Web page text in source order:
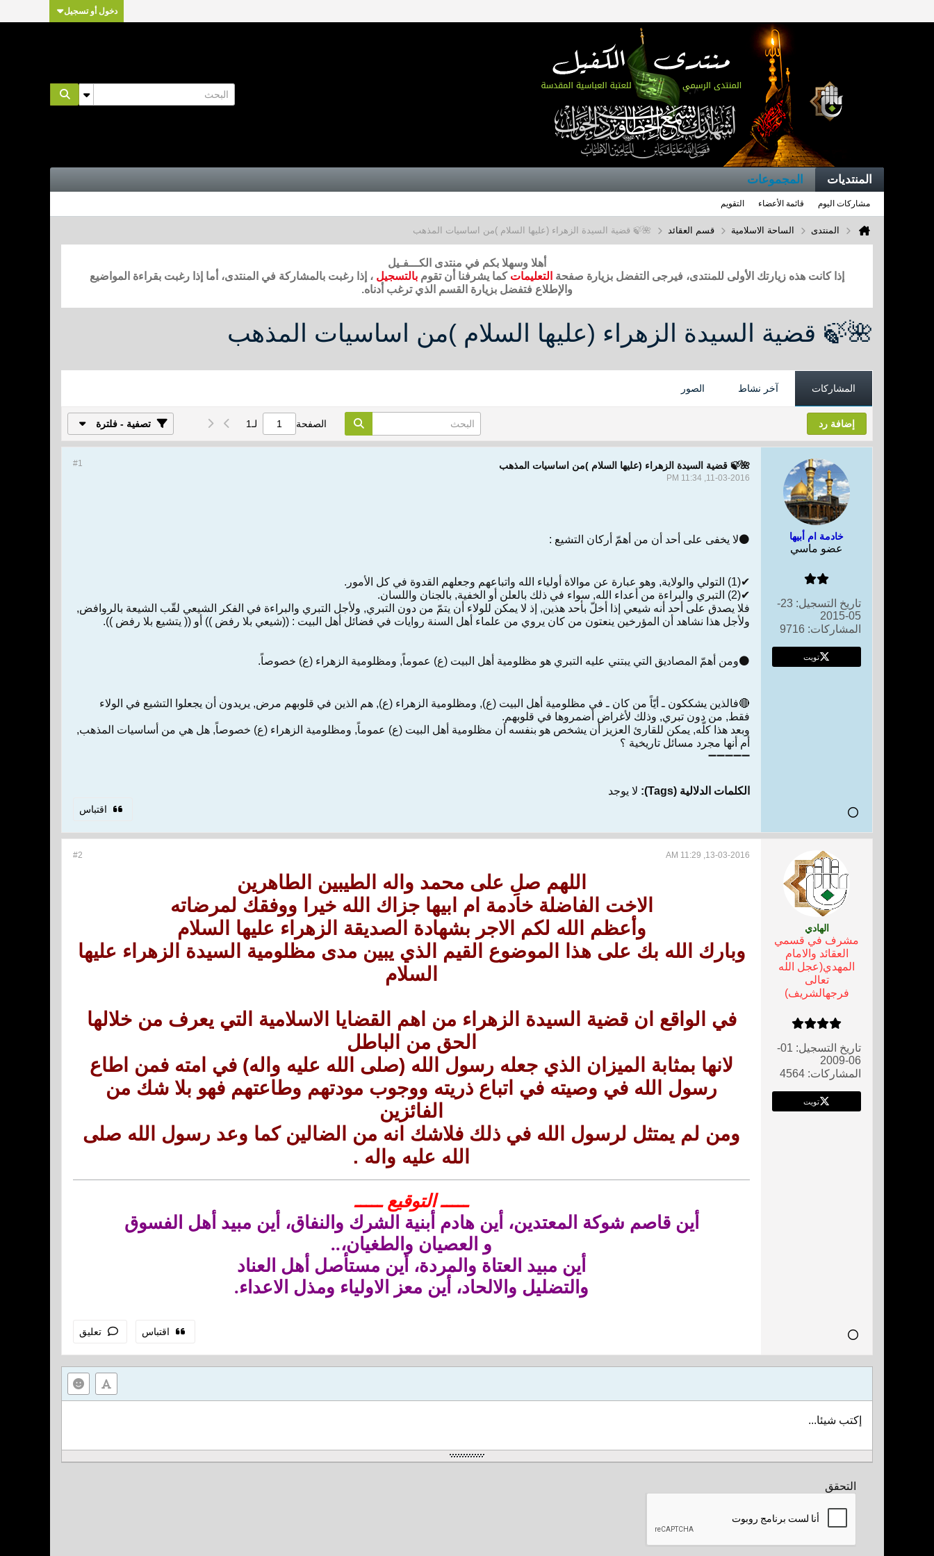
دخول أو تسجيل
المنتديات المجموعات
مشاركات اليوم قائمة الأعضاء التقويم
المنتدى الساحة الاسلامية قسم العقائد 🌺🍃 قضية السيدة الزهراء (عليها السلام )من اساسيات المذهب
أهلا وسهلا بكم في منتدى الكـــفـيل
إذا كانت هذه زيارتك الأولى للمنتدى، فيرجى التفضل بزيارة صفحة التعليمات كما يشرفنا أن تقوم بالتسجيل ، إذا رغبت بالمشاركة في المنتدى، أما إذا رغبت بقراءة المواضيع
والإطلاع فتفضل بزيارة القسم الذي ترغب أدناه.
🌺🍃 قضية السيدة الزهراء (عليها السلام )من اساسيات المذهب
المشاركات آخر نشاط الصور
إضافة رد الصفحة لـ1 تصفية - فلترة
خادمة ام أبيها
عضو ماسي
تاريخ التسجيل:
23-
05-2015
المشاركات: 9716
تويت
#1 🌺🍃 قضية السيدة الزهراء (عليها السلام )من اساسيات المذهب
11-03-2016, 11:34 PM
⚫لا يخفى على أحد أن من أهمّ أركان التشيع :
✔(1) التولي والولاية, وهو عبارة عن موالاة أولياء الله واتباعهم وجعلهم القدوة في كل الأمور.
✔(2) التبري والبراءة من أعداء الله, سواء في ذلك بالعلن أو الخفية, بالجنان واللسان.
فلا يصدق على أحد أنه شيعي إذا أخلّ بأحد هذين, إذ لا يمكن للولاء أن يتمّ من دون التبري, ولأجل التبري والبراءة في الفكر الشيعي لقّب الشيعة بالروافض,
ولأجل هذا نشاهد أن المؤرخين ينعتون من كان يروي من علماء أهل السنة روايات في فضائل أهل البيت : ((شيعي بلا رفض )) أو (( يتشيع بلا رفض )).
⚫ومن أهمّ المصاديق التي يبتني عليه التبري هو مظلومية أهل البيت (ع) عموماً, ومظلومية الزهراء (ع) خصوصاً.
🔴فالذين يشككون ـ أيّاً من كان ـ في مظلومية أهل البيت (ع), ومظلومية الزهراء (ع), هم الذين في قلوبهم مرض, يريدون أن يجعلوا التشيع في الولاء
فقط, من دون تبري, وذلك لأغراض أضمروها في قلوبهم.
وبعد هذا كلّه, يمكن للقارئ العزيز أن يشخص هو بنفسه أن مظلومية أهل البيت (ع) عموماً, ومظلومية الزهراء (ع) خصوصاً, هل هي من أساسيات المذهب,
أم أنها مجرد مسائل تاريخية ؟
➖➖➖➖➖
الكلمات الدلالية (Tags): لا يوجد
اقتباس
الهادي
مشرف في قسمي
العقائد والامام
المهدي(عجل الله
تعالى
فرجهالشريف)
تاريخ التسجيل:
01-
06-2009
المشاركات: 4564
تويت
#2 13-03-2016, 11:29 AM
اللهم صلِ على محمد واله الطيبين الطاهرين
الاخت الفاضلة خادمة ام ابيها جزاك الله خيرا ووفقك لمرضاته
وأعظم الله لكم الاجر بشهادة الصديقة الزهراء عليها السلام
وبارك الله بك على هذا الموضوع القيم الذي يبين مدى مظلومية السيدة الزهراء عليها
السلام
في الواقع ان قضية السيدة الزهراء من اهم القضايا الاسلامية التي يعرف من خلالها
الحق من الباطل
لانها بمثابة الميزان الذي جعله رسول الله (صلى الله عليه واله) في امته فمن اطاع
رسول الله في وصيته في اتباع ذريته ووجوب مودتهم وطاعتهم فهو بلا شك من
الفائزين
ومن لم يمتثل لرسول الله في ذلك فلاشك انه من الضالين كما وعد رسول الله صلى
الله عليه واله .
ـــــ التوقيع ـــــ
أين قاصم شوكة المعتدين، أين هادم أبنية الشرك والنفاق، أين مبيد أهل الفسوق
و العصيان والطغيان،..
أين مبيد العتاة والمردة، أين مستأصل أهل العناد
والتضليل والالحاد، أين معز الاولياء ومذل الاعداء.
اقتباس تعليق
إكتب شيئا...
التحقق